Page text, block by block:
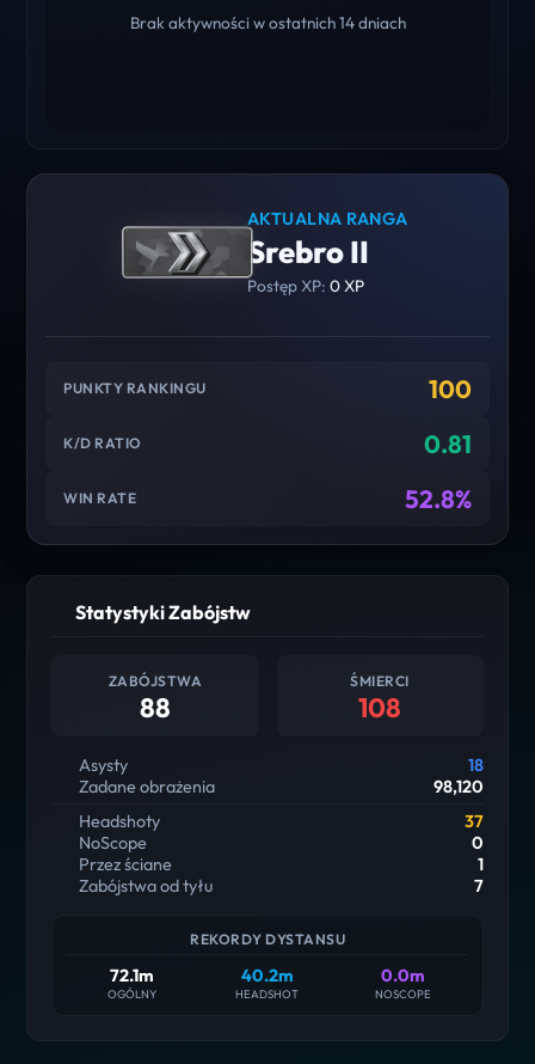
Brak aktywności w ostatnich 14 dniach
AKTUALNA RANGA
Srebro II
Postęp XP: 0 XP
PUNKTY RANKINGU 100
K/D RATIO 0.81
WIN RATE 52.8%
Statystyki Zabójstw
ZABÓJSTWA
88
ŚMIERCI
108
Asysty
18
Zadane obrażenia
98,120
Headshoty
37
NoScope
0
Przez ściane
1
Zabójstwa od tyłu
7
REKORDY DYSTANSU
72.1m
OGÓLNY
40.2m
HEADSHOT
0.0m
NOSCOPE